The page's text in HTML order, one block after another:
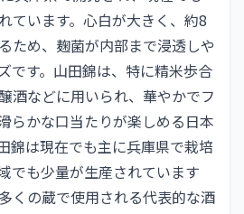
ています。心白が大きく、約8
ため、麹菌が内部まで浸透しや
です。山田錦は、特に精米歩合
酒などに用いられ、華やかでフ
らかな口当たりが楽しめる日本
錦は現在でも主に兵庫県で栽培
でも少量が生産されています
くの蔵で使用される代表的な酒